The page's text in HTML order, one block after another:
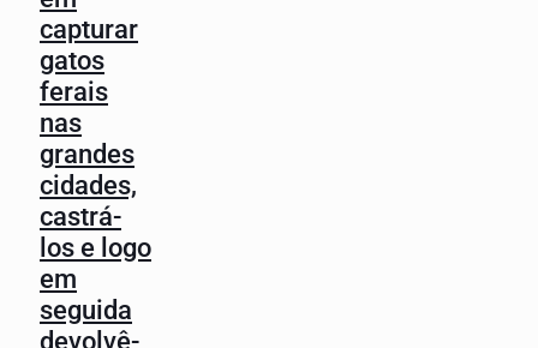
capturar
gatos
ferais
nas
grandes
cidades,
castrá-
los e logo
em
seguida
devolvê-